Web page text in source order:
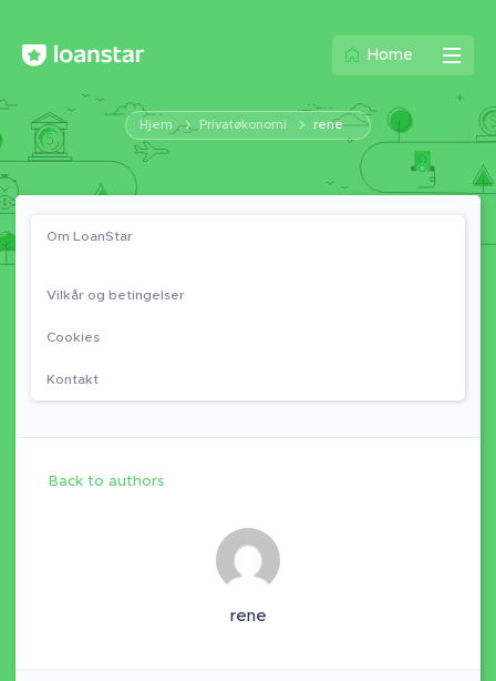
Home
Hjem Privatøkonomi rene
Om LoanStar
Vilkår og betingelser
Cookies
Kontakt
Back to authors
rene